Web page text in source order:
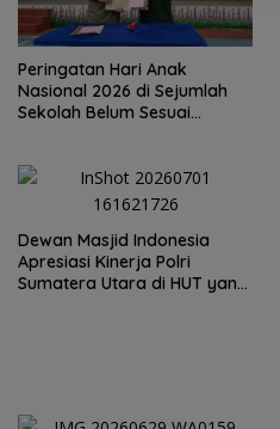
Peringatan Hari Anak
Nasional 2026 di Sejumlah
Sekolah Belum Sesuai
Dewan Masjid Indonesia
Apresiasi Kinerja Polri
Sumatera Utara di HUT yang